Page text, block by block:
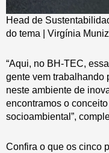
Head de
do tema | Virgínia
“Aqui, no BH-TEC,
gente vem trabalhando
neste ambiente de
encontramos o
socioambiental”,
Confira o que os cinco